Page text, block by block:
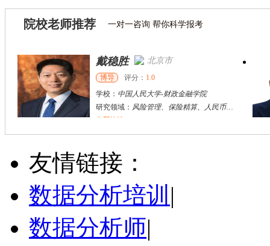
院校老师推荐 一对一咨询 帮你科学报考
戴稳胜 北京市
博导 评分： 1.0
学校： 中国人民大学-财政金融学院
研究领域： 风险管理、保险精算、人民币国际化
立即咨询
陈传红 武汉市
硕导
学校：中南民族大学
立即咨询
友情链接：
数据分析培训 |
数据分析师|